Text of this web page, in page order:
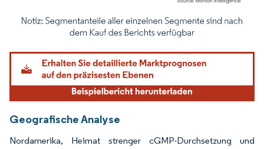
Bild © Mordor Intelligence. Wiederverwendung erfordert Namensnennung
Geografische Analyse
Nordamerika, Heimat strenger cGMP-Durchsetzung und